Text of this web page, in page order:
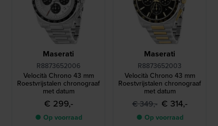
Maserati
R8873652006
Velocità Chrono 43 mm
Roestvrijstalen chronograaf
met datum
€ 299,-
● Op voorraad
Maserati
R8873652003
Velocità Chrono 43 mm
Roestvrijstalen chronograaf
met datum
€ 349,- € 314,-
● Op voorraad